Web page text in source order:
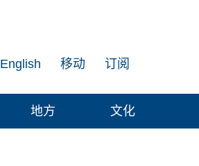
订阅
移动
English
地方 文化